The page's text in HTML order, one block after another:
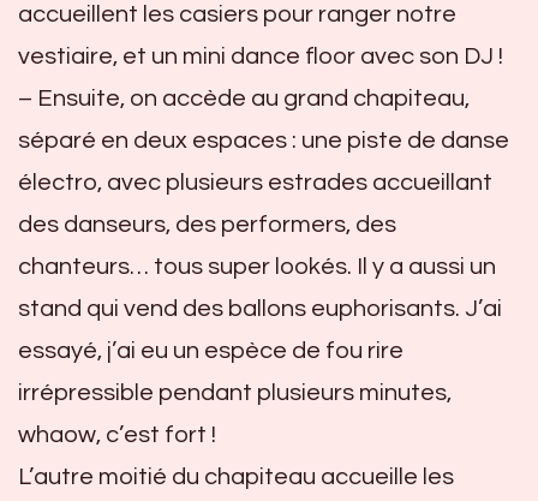
accueillent les casiers pour ranger notre
vestiaire, et un mini dance floor avec son DJ !
– Ensuite, on accède au grand chapiteau,
séparé en deux espaces : une piste de danse
électro, avec plusieurs estrades accueillant
des danseurs, des performers, des
chanteurs… tous super lookés. Il y a aussi un
stand qui vend des ballons euphorisants. J’ai
essayé, j’ai eu un espèce de fou rire
irrépressible pendant plusieurs minutes,
whaow, c’est fort !
L’autre moitié du chapiteau accueille les